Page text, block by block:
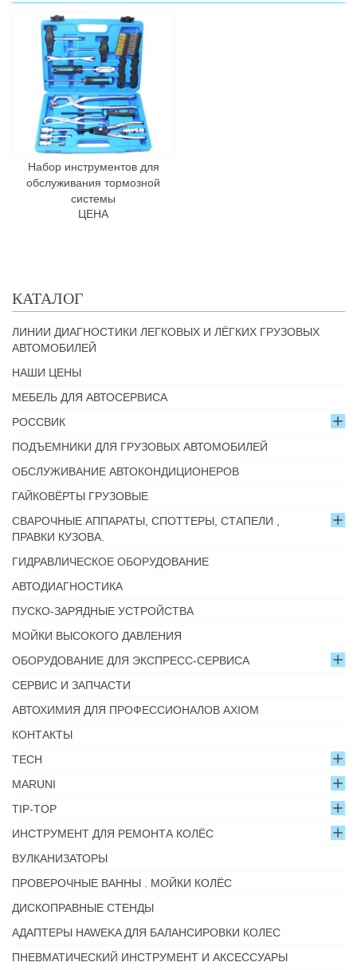
Набор инструментов для
обслуживания тормозной
системы
ЦЕНА
КАТАЛОГ
ЛИНИИ ДИАГНОСТИКИ ЛЕГКОВЫХ И ЛЁГКИХ ГРУЗОВЫХ
АВТОМОБИЛЕЙ
НАШИ ЦЕНЫ
МЕБЕЛЬ ДЛЯ АВТОСЕРВИСА
РОССВИК
ПОДЪЕМНИКИ ДЛЯ ГРУЗОВЫХ АВТОМОБИЛЕЙ
ОБСЛУЖИВАНИЕ АВТОКОНДИЦИОНЕРОВ
ГАЙКОВЁРТЫ ГРУЗОВЫЕ
СВАРОЧНЫЕ АППАРАТЫ, СПОТТЕРЫ, СТАПЕЛИ ,
ПРАВКИ КУЗОВА.
ГИДРАВЛИЧЕСКОЕ ОБОРУДОВАНИЕ
АВТОДИАГНОСТИКА
ПУСКО-ЗАРЯДНЫЕ УСТРОЙСТВА
МОЙКИ ВЫСОКОГО ДАВЛЕНИЯ
ОБОРУДОВАНИЕ ДЛЯ ЭКСПРЕСС-СЕРВИСА
СЕРВИС И ЗАПЧАСТИ
АВТОХИМИЯ ДЛЯ ПРОФЕССИОНАЛОВ AXIOM
КОНТАКТЫ
TECH
MARUNI
TIP-TOP
ИНСТРУМЕНТ ДЛЯ РЕМОНТА КОЛЁС
ВУЛКАНИЗАТОРЫ
ПРОВЕРОЧНЫЕ ВАННЫ . МОЙКИ КОЛЁС
ДИСКОПРАВНЫЕ СТЕНДЫ
АДАПТЕРЫ HAWEKA ДЛЯ БАЛАНСИРОВКИ КОЛЕС
ПНЕВМАТИЧЕСКИЙ ИНСТРУМЕНТ И АКСЕССУАРЫ